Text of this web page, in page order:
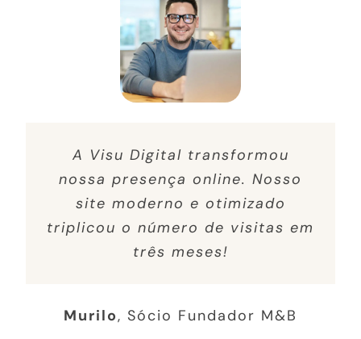
A Visu Digital transformou
nossa presença online. Nosso
site moderno e otimizado
triplicou o número de visitas em
três meses!
Murilo, Sócio Fundador M&B